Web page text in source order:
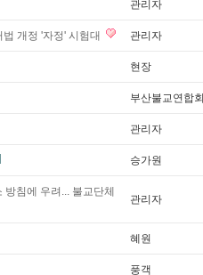
관리자
개정 '자정' 시험대 관리자
현장
부산불교연합회
관리자
승가원
침에 우려... 불교단체
관리자
혜원
풍객